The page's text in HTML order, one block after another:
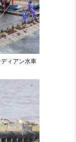
ィアン水車